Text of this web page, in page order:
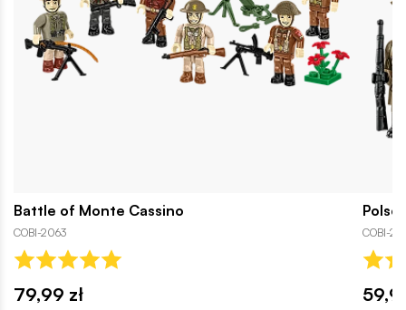
Battle of Monte Cassino
COBI-2063
79,99 zł
COBI-